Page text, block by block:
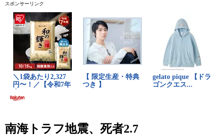
スポンサーリンク
南海トラフ地震、死者2.7